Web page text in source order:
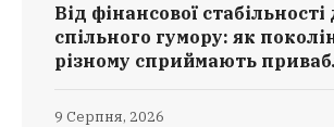
Від фінансової стабільності
спільного гумору: як
різному сприймають
9 Серпня, 2026